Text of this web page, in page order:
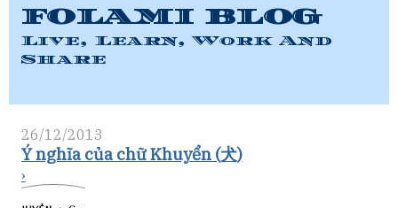
FOLAMI BLOG
Live, Learn, Work And
Share
26/12/2013
Ý nghĩa của chữ Khuyển (犬)
›